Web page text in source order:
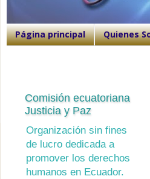
Página principal Quienes
Comisión ecuatoriana
Justicia y Paz
Organización sin fines
de lucro dedicada a
promover los derechos
humanos en Ecuador.